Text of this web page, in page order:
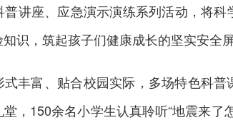
讲座、应急演示演练系列活动，将
识，筑起孩子们健康成长的坚实安全屏
丰富、贴合校园实际，多场特色科
，150余名小学生认真聆听“地震来了